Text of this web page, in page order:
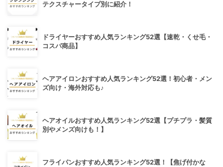
テクスチャータイプ別に紹介！
ドライヤーおすすめ人気ランキング52選【速乾・くせ毛・
コスパ商品】
ヘアアイロンおすすめ人気ランキング52選！初心者・メン
ズ向け・海外対応も♪
ヘアオイルおすすめ人気ランキング52選【プチプラ・髪質
別やメンズ向けも！】
フライパンおすすめ人気ランキング52選！【焦げ付かな